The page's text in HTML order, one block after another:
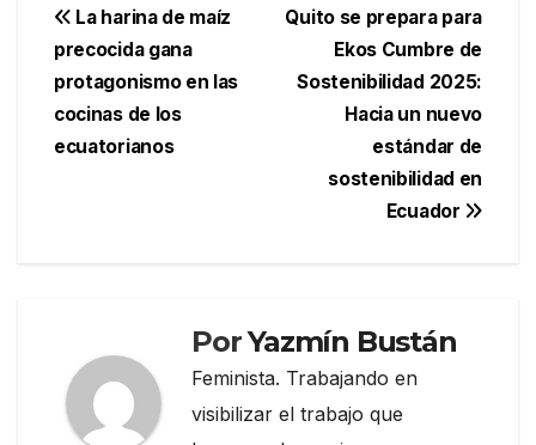
Navegación
de
entradas
Quito se prepara para
Ekos Cumbre de
Sostenibilidad 2025:
Hacia un nuevo
estándar de
sostenibilidad en
Ecuador
La harina de maíz
precocida gana
protagonismo en las
cocinas de los
ecuatorianos
PorYazmín Bustán
Feminista. Trabajando en
visibilizar el trabajo que